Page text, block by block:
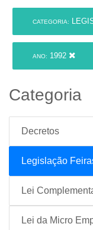
CATEGORIA:
ANO: 1992
Categoria
Decretos
Legislação
Lei
Lei da Micro